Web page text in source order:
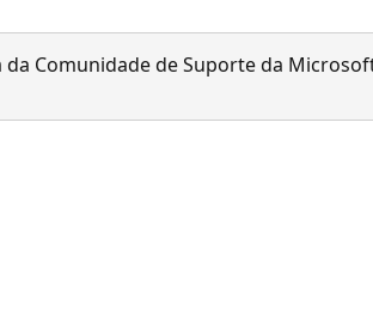
Comunidade de Suporte da